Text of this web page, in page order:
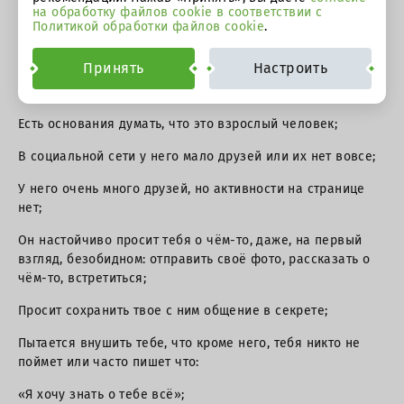
КАК РАСПОЗНАТЬ ЗЛОУМЫШЛЕННИКА?
Напрашивается к тебе в «друзья», несмотря на то, что вы
не знакомы в реальной жизни;
Есть основания думать, что это взрослый человек;
В социальной сети у него мало друзей или их нет вовсе;
У него очень много друзей, но активности на странице
нет;
Он настойчиво просит тебя о чём-то, даже, на первый
взгляд, безобидном: отправить своё фото, рассказать о
чём-то, встретиться;
Просит сохранить твое с ним общение в секрете;
Пытается внушить тебе, что кроме него, тебя никто не
поймет или часто пишет что:
«Я хочу знать о тебе всё»;
на обработку файлов cookie в соответствии с
Политикой обработки файлов cookie.
Принять Настроить